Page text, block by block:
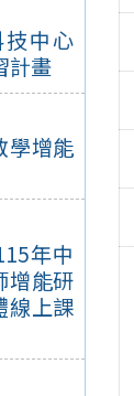
中心
計畫
學增能
年中
增能研
線上課